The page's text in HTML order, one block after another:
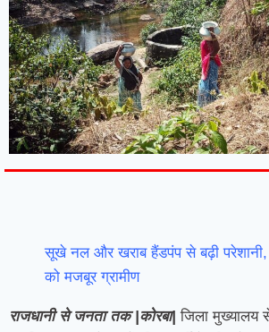
सूखे नल और खराब हैंडपंप से बढ़ी परेशानी,
को मजबूर ग्रामीण
राजधानी से जनता तक |कोरबा|जिला मुख्यालय